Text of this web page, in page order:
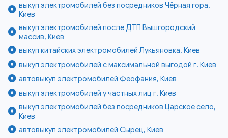
выкуп электромобилей без посредников Чёрная гора,
Киев
выкуп электромобилей после ДТП Вышгородский
массив, Киев
выкуп китайских электромобилей Лукьяновка, Киев
выкуп электромобилей с максимальной выгодой г. Киев
автовыкуп электромобилей Феофания, Киев
выкуп электромобилей у частных лиц г. Киев
выкуп электромобилей без посредников Царское село,
Киев
автовыкуп электромобилей Сырец, Киев